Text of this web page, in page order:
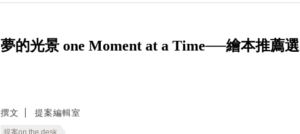
夢的光景 one Moment at a Time──繪本推薦選
撰文 提案編輯室